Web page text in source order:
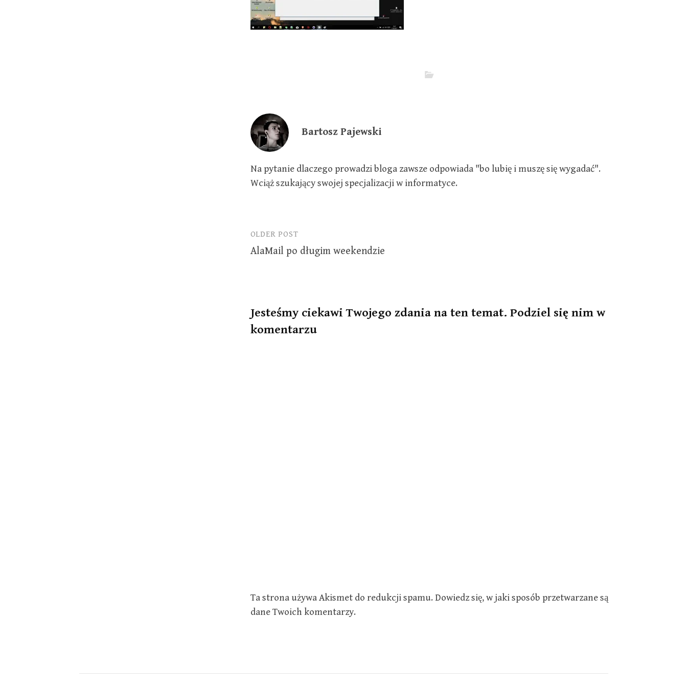
Bartosz Pajewski
Na pytanie dlaczego prowadzi bloga zawsze odpowiada "bo lubię i muszę się wygadać".
Wciąż szukający swojej specjalizacji w informatyce.
Post
navigation
OLDER POST
AlaMail po długim weekendzie
Jesteśmy ciekawi Twojego zdania na ten temat. Podziel się nim w
komentarzu
Ta strona używa Akismet do redukcji spamu. Dowiedz się, w jaki sposób przetwarzane są
dane Twoich komentarzy.